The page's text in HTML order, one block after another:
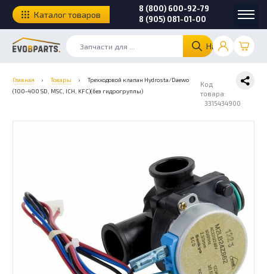
Найти
8 (800) 600-92-79
8 (905) 081-01-00
Каталог товаров
Главная › Товары ›
Трехходовой клапан Hydrosta/Daewo
(100-400 SD, MSC, ICH, KFC)(без гидрогруппы)
Код
товара:
3315434900